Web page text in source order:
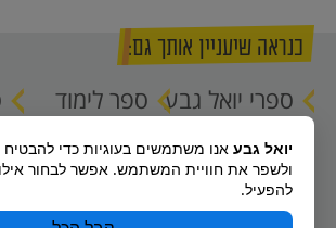
כנראה שיעניין אותך גם:
ספרי יואל גבע ספר לימוד
לשאלון 803
יואל גבע אנו משתמשים בעוגיות כדי
ולשפר את חוויית המשתמש. אפשר לבחור אילו
להפעיל.